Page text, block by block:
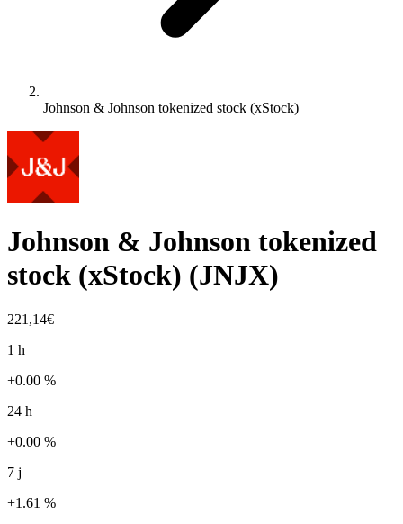
Johnson & Johnson tokenized stock (xStock)
Johnson & Johnson tokenized
stock (xStock) (JNJX)
221,14€
1 h
+0.00 %
24 h
+0.00 %
7 j
+1.61 %